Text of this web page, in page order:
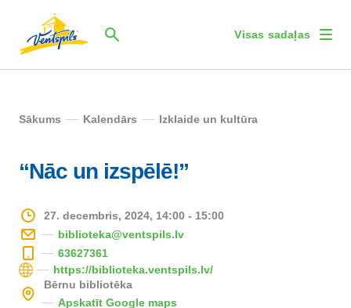
Visas sadaļas
Sākums Kalendārs Izklaide un kultūra
“Nāc un izspēlē!”
27. decembris, 2024, 14:00 - 15:00
biblioteka@ventspils.lv
63627361
https://biblioteka.ventspils.lv/
Bērnu bibliotēka
Apskatīt Google maps